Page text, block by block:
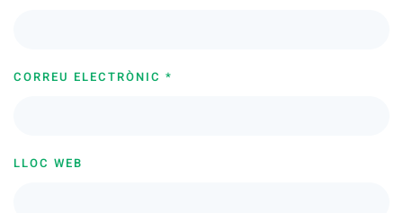
CORREU ELECTRÒNIC *
LLOC WEB